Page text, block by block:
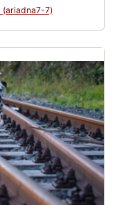
(ariadna7-7)